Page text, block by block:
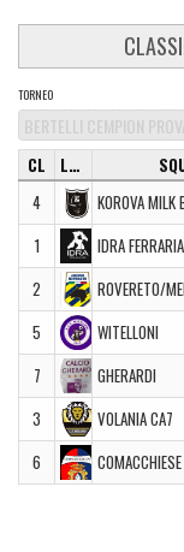
TORNEO
CL LOGO
4
KOROVA MILK
1
IDRA
2
ROVERETO/
5
WITELLONI
7
GHERARDI
3
VOLANIA CA7
6